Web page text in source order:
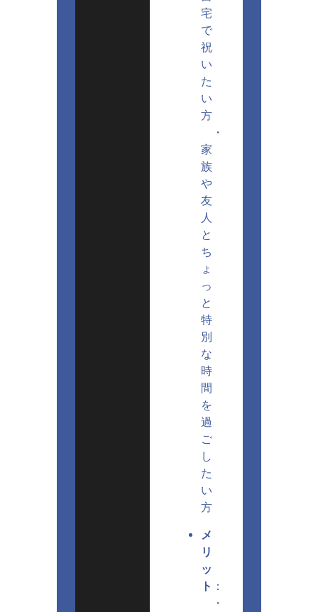
宅
で
祝
い
た
い
方
・
家
族
や
友
人
と
ち
ょ
っ
と
特
別
な
時
間
を
過
ご
し
た
い
方
メ
リ
ッ
ト ：
・